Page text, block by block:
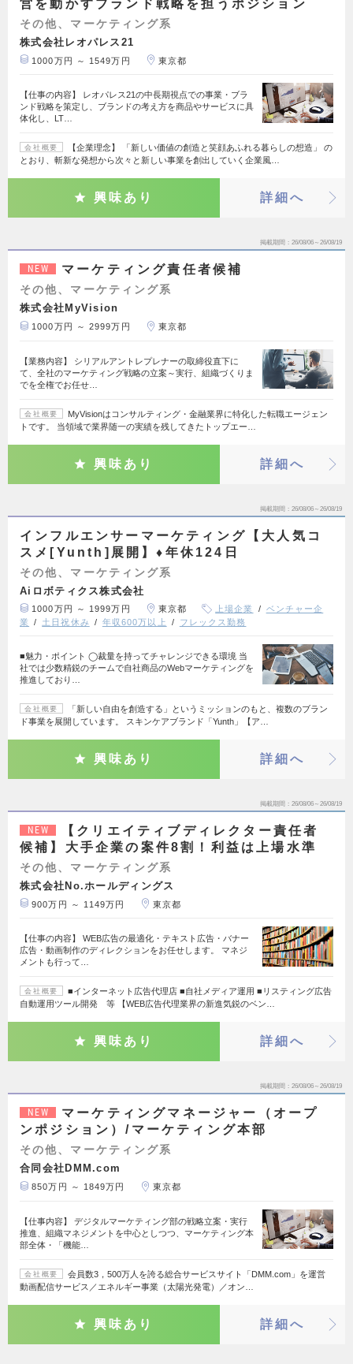
営を動かすブランド戦略を担うポジション
その他、マーケティング系
株式会社レオパレス21
1000万円 ～ 1549万円 東京都
【仕事の内容】 レオパレス21の中長期視点での事業・ブラ
ンド戦略を策定し、ブランドの考え方を商品やサービスに具
体化し、LT…
会社概要
【企業理念】 「新しい価値の創造と笑顔あふれる暮らしの想造」 の
とおり、斬新な発想から次々と新しい事業を創出していく企業風…
興味あり 詳細へ
掲載期間 26/08/06～26/08/19
NEW マーケティング責任者候補
その他、マーケティング系
株式会社MyVision
1000万円 ～ 2999万円 東京都
【業務内容】 シリアルアントレプレナーの取締役直下に
て、全社のマーケティング戦略の立案～実行、組織づくりま
でを全権でお任せ…
会社概要
MyVisionはコンサルティング・金融業界に特化した転職エージェン
トです。 当領域で業界随一の実績を残してきたトップエー…
興味あり 詳細へ
掲載期間 26/08/06～26/08/19
インフルエンサーマーケティング【大人気コ
スメ[Yunth]展開】♦年休124日
その他、マーケティング系
Aiロボティクス株式会社
1000万円 ～ 1999万円 東京都 上場企業
ベンチャー企
業
土日祝休み 年収600万以上 フレックス勤務
■魅力・ポイント ◯裁量を持ってチャレンジできる環境 当
社では少数精鋭のチームで自社商品のWebマーケティングを
推進しており…
会社概要
「新しい自由を創造する」というミッションのもと、複数のブラン
ド事業を展開しています。 スキンケアブランド「Yunth」【ア…
興味あり 詳細へ
掲載期間 26/08/06～26/08/19
NEW
【クリエイティブディレクター責任者
候補】大手企業の案件8割！利益は上場水準
その他、マーケティング系
株式会社No.ホールディングス
900万円 ～ 1149万円 東京都
【仕事の内容】 WEB広告の最適化・テキスト広告・バナー
広告・動画制作のディレクションをお任せします。 マネジ
メントも行って…
会社概要
■インターネット広告代理店 ■自社メディア運用 ■リスティング広告
自動運用ツール開発 等 【WEB広告代理業界の新進気鋭のベン…
興味あり 詳細へ
掲載期間 26/08/06～26/08/19
NEW
マーケティングマネージャー（オープ
ンポジション）/マーケティング本部
その他、マーケティング系
合同会社DMM.com
850万円 ～ 1849万円 東京都
【仕事内容】 デジタルマーケティング部の戦略立案・実行
推進、組織マネジメントを中心としつつ、マーケティング本
部全体・「機能…
会社概要
会員数3，500万人を誇る総合サービスサイト「DMM.com」を運営
動画配信サービス／エネルギー事業（太陽光発電）／オン…
興味あり 詳細へ